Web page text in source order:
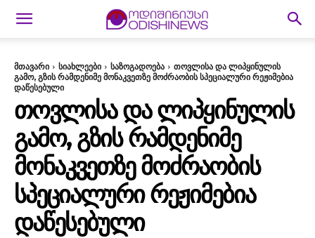
მთავარი სიახლეები საზოგადოება
თოვლისა და ლიპყინულის
გამო, გზის რამდენიმე მონაკვეთზე მოძრაობის სპეციალური რეჟიმებია
დაწესებული
ᲗᲝᲕᲚᲘᲡᲐ ᲓᲐ ᲚᲘᲞᲧᲘᲜᲣᲚᲘᲡ
ᲒᲐᲛᲝ, ᲒᲖᲘᲡ ᲠᲐᲛᲓᲔᲜᲘᲛᲔ
ᲛᲝᲜᲐᲙᲕᲔᲗᲖᲔ ᲛᲝᲫᲠᲐᲝᲑᲘᲡ
ᲡᲞᲔᲪᲘᲐᲚᲣᲠᲘ ᲠᲔᲟᲘᲛᲔᲑᲘᲐ
ᲓᲐᲬᲔᲡᲔᲑᲣᲚᲘ